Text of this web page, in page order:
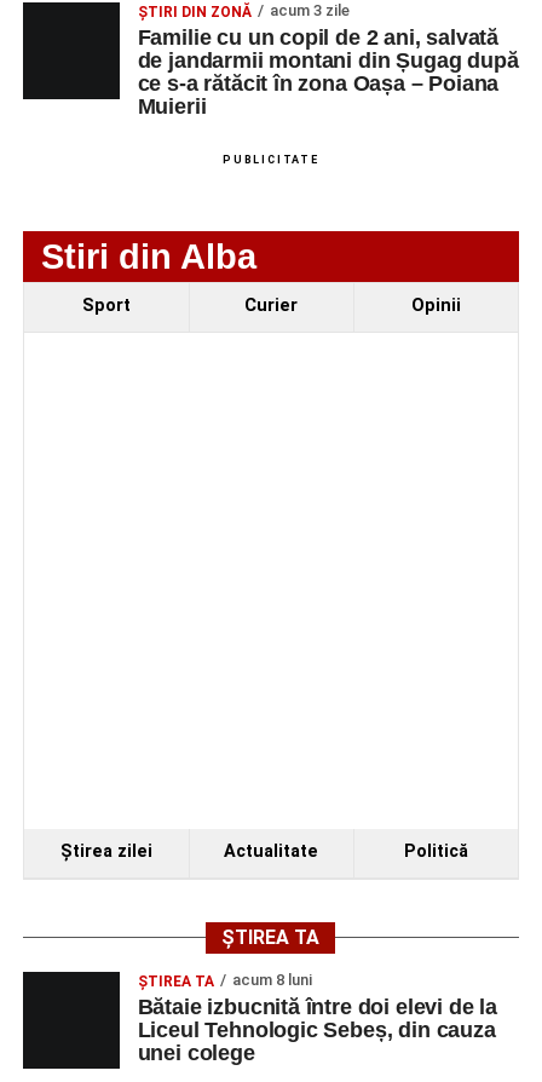
NUMERICA
Ultimele știri din Sebeș
ȘTIRI DIN ZONĂ acum 3 zile
Familie cu un copil de 2 ani, salvată
de jandarmii montani din Șugag după
ce s-a rătăcit în zona Oașa – Poiana
Muierii
PUBLICITATE
Stiri din Alba
Sport Curier Opinii
Ştirea zilei Actualitate Politică
ȘTIREA TA
ŞTIREA TA acum 8 luni
Bătaie izbucnită între doi elevi de la
Liceul Tehnologic Sebeș, din cauza
unei colege